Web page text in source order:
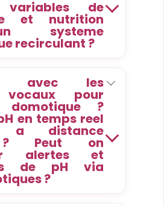
variables de
et nutrition
systeme
recirculant ?
avec les
vocaux pour
domotique ?
en temps reel
a distance
? Peut on
alertes et
de pH via
?